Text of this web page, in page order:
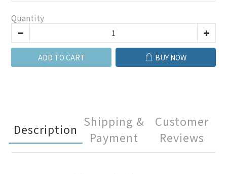
Quantity
ADD TO CART BUY NOW
Description
Shipping &
Payment
Customer
Reviews